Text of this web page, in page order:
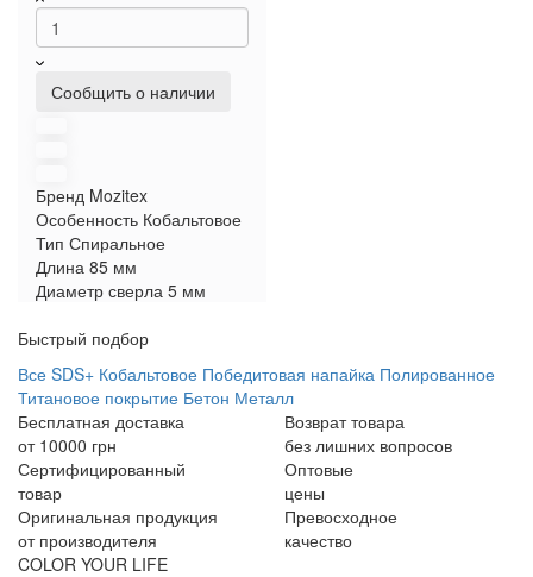
Сообщить о наличии
Бренд Mozitex
Особенность Кобальтовое
Тип Спиральное
Длина 85 мм
Диаметр сверла 5 мм
Быстрый подбор
Все SDS+ Кобальтовое Победитовая напайка Полированное
Титановое покрытие Бетон Металл
Бесплатная доставка
от 10000 грн
Возврат товара
без лишних вопросов
Сертифицированный
товар
Оптовые
цены
Оригинальная продукция
от производителя
Превосходное
качество
COLOR YOUR LIFE